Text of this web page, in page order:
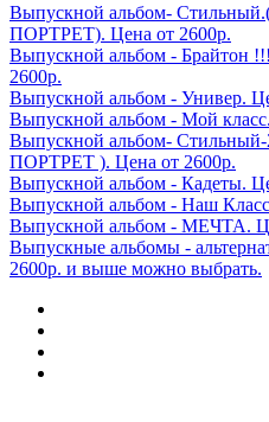
Выпускной альбом-
ПОРТРЕТ). Цена от 2600р.
Выпускной альбом - Брайтон
2600р.
Выпускной альбом - Универ.
Выпускной альбом - Мой
Выпускной альбом-
ПОРТРЕТ ). Цена от 2600р.
Выпускной альбом - Кадеты.
Выпускной альбом - Наш
Выпускной альбом - МЕЧТА.
Выпускные альбомы -
2600р. и выше можно выбрать.